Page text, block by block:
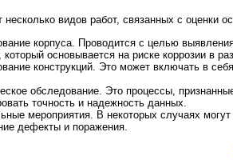
несколько видов работ, связанных с оценки
корпуса. Проводится с целью
который основывается на риске коррозии в
конструкций. Это может включать в
обследование. Это процессы,
точность и надежность данных.
мероприятия. В некоторых случаях
дефекты и поражения.